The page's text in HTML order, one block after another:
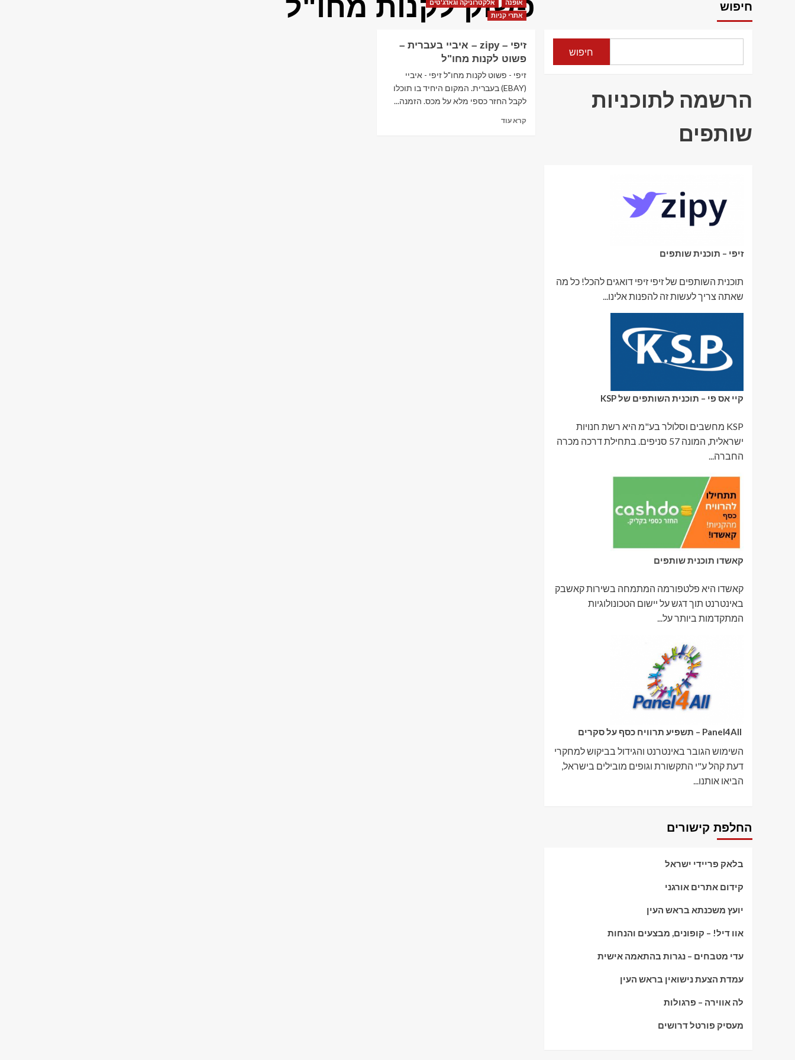
פשוק לקנות מחו"ל
אופנה
אלקטרוניקה וגאדג'טים
אתרי קניות
זיפי – zipy – איביי בעברית –
פשוט לקנות מחו"ל
זיפי - פשוט לקנות מחו"ל זיפי - איביי
(EBAY) בעברית. המקום היחיד בו תוכלו
לקבל החזר כספי מלא על מכס. הזמנה...
קרא עודRead
חיפוש
חיפוש
הרשמה לתוכניות
שותפים
זיפי – תוכנית שותפים
תוכנית השותפים של זיפי זיפי דואגים להכל! כל מה
שאתה צריך לעשות זה להפנות אלינו...
קיי אס פי – תוכנית השותפים של KSP
KSP מחשבים וסלולר בע"מ היא רשת חנויות
ישראלית, המונה 57 סניפים. בתחילת דרכה מכרה
החברה...
קאשדו תוכנית שותפים
קאשדו היא פלטפורמה המתמחה בשירות קאשבק
באינטרנט תוך דגש על יישום הטכונולוגיות
המתקדמות ביותר על...
השימוש הגובר באינטרנט והגידול בביקוש למחקרי
דעת קהל ע"י התקשורת וגופים מובילים בישראל,
הביאו אותנו...
החלפת קישורים
בלאק פריידי ישראל
קידום אתרים אורגני
יועץ משכנתא בראש העין
אוו דיל! – קופונים, מבצעים והנחות
עדי מטבחים – נגרות בהתאמה אישית
עמדת הצעת נישואין בראש העין
לה אווירה – פרגולות
מעסיק פורטל דרושים